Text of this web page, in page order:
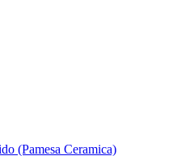
(Pamesa Ceramica)